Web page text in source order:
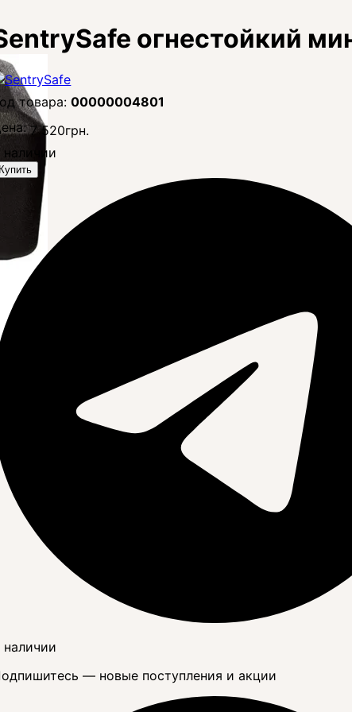
огнестойкий
00000004801
7 520грн.
наличии
наличии
— новые поступления и акции